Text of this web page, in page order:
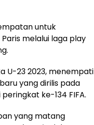
untuk
melalui laga play
U-23 2023, menempati
yang dirilis pada
ke-134 FIFA.
yang matang